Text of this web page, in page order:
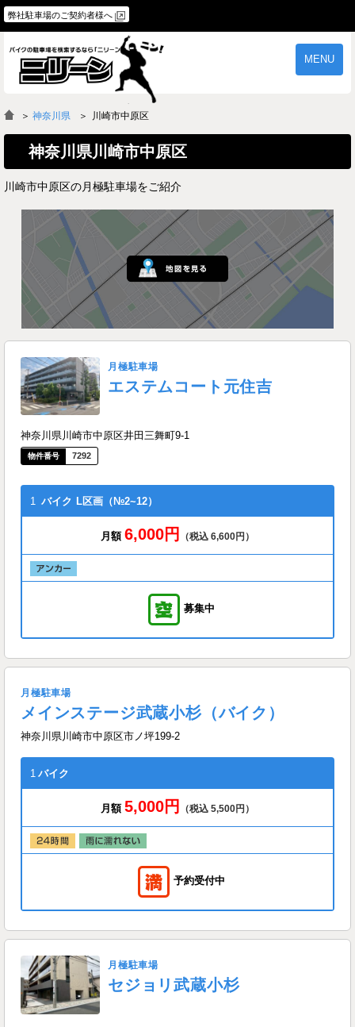
弊社駐車場のご契約者様へ
MENU
物件一覧
よくあるご質問
＞ 神奈川県 川崎市中原区
神奈川県川崎市中原区
川崎市中原区の月極駐車場をご紹介
月極駐車場
エステムコート元住吉
神奈川県川崎市中原区井田三舞町9-1
7292
1 バイク L区画（№2~12）
月額 6,000円 （税込 6,600円）
募集中
月極駐車場
メインステージ武蔵小杉（バイク）
神奈川県川崎市中原区市ノ坪199-2
1 バイク
月額 5,000円 （税込 5,500円）
予約受付中
月極駐車場
セジョリ武蔵小杉